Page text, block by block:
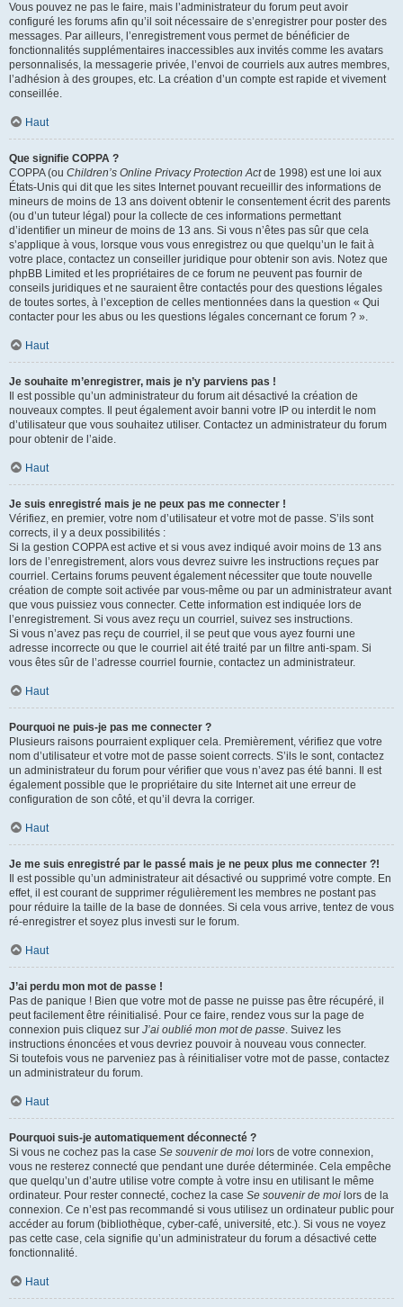
Vous pouvez ne pas le faire, mais l’administrateur du forum peut avoir
configuré les forums afin qu’il soit nécessaire de s’enregistrer pour poster des
messages. Par ailleurs, l’enregistrement vous permet de bénéficier de
fonctionnalités supplémentaires inaccessibles aux invités comme les avatars
personnalisés, la messagerie privée, l’envoi de courriels aux autres membres,
l’adhésion à des groupes, etc. La création d’un compte est rapide et vivement
conseillée.
Haut
Que signifie COPPA ?
COPPA (ou Children’s Online Privacy Protection Actde 1998) est une loi aux
États-Unis qui dit que les sites Internet pouvant recueillir des informations de
mineurs de moins de 13 ans doivent obtenir le consentement écrit des parents
(ou d’un tuteur légal) pour la collecte de ces informations permettant
d’identifier un mineur de moins de 13 ans. Si vous n’êtes pas sûr que cela
s’applique à vous, lorsque vous vous enregistrez ou que quelqu’un le fait à
votre place, contactez un conseiller juridique pour obtenir son avis. Notez que
phpBB Limited et les propriétaires de ce forum ne peuvent pas fournir de
conseils juridiques et ne sauraient être contactés pour des questions légales
de toutes sortes, à l’exception de celles mentionnées dans la question « Qui
contacter pour les abus ou les questions légales concernant ce forum ? ».
Haut
Je souhaite m’enregistrer, mais je n’y parviens pas !
Il est possible qu’un administrateur du forum ait désactivé la création de
nouveaux comptes. Il peut également avoir banni votre IP ou interdit le nom
d’utilisateur que vous souhaitez utiliser. Contactez un administrateur du forum
pour obtenir de l’aide.
Haut
Je suis enregistré mais je ne peux pas me connecter !
Vérifiez, en premier, votre nom d’utilisateur et votre mot de passe. S’ils sont
corrects, il y a deux possibilités :
Si la gestion COPPA est active et si vous avez indiqué avoir moins de 13 ans
lors de l’enregistrement, alors vous devrez suivre les instructions reçues par
courriel. Certains forums peuvent également nécessiter que toute nouvelle
création de compte soit activée par vous-même ou par un administrateur avant
que vous puissiez vous connecter. Cette information est indiquée lors de
l’enregistrement. Si vous avez reçu un courriel, suivez ses instructions.
Si vous n’avez pas reçu de courriel, il se peut que vous ayez fourni une
adresse incorrecte ou que le courriel ait été traité par un filtre anti-spam. Si
vous êtes sûr de l’adresse courriel fournie, contactez un administrateur.
Haut
Pourquoi ne puis-je pas me connecter ?
Plusieurs raisons pourraient expliquer cela. Premièrement, vérifiez que votre
nom d’utilisateur et votre mot de passe soient corrects. S’ils le sont, contactez
un administrateur du forum pour vérifier que vous n’avez pas été banni. Il est
également possible que le propriétaire du site Internet ait une erreur de
configuration de son côté, et qu’il devra la corriger.
Haut
Je me suis enregistré par le passé mais je ne peux plus me connecter ?!
Il est possible qu’un administrateur ait désactivé ou supprimé votre compte. En
effet, il est courant de supprimer régulièrement les membres ne postant pas
pour réduire la taille de la base de données. Si cela vous arrive, tentez de vous
ré-enregistrer et soyez plus investi sur le forum.
Haut
J’ai perdu mon mot de passe !
Pas de panique ! Bien que votre mot de passe ne puisse pas être récupéré, il
peut facilement être réinitialisé. Pour ce faire, rendez vous sur la page de
connexion puis cliquez sur J’ai oublié mon mot de passe. Suivez les
instructions énoncées et vous devriez pouvoir à nouveau vous connecter.
Si toutefois vous ne parveniez pas à réinitialiser votre mot de passe, contactez
un administrateur du forum.
Haut
Pourquoi suis-je automatiquement déconnecté ?
Si vous ne cochez pas la case Se souvenir de moi lors de votre connexion,
vous ne resterez connecté que pendant une durée déterminée. Cela empêche
que quelqu’un d’autre utilise votre compte à votre insu en utilisant le même
ordinateur. Pour rester connecté, cochez la case Se souvenir de moi lors de la
connexion. Ce n’est pas recommandé si vous utilisez un ordinateur public pour
accéder au forum (bibliothèque, cyber-café, université, etc.). Si vous ne voyez
pas cette case, cela signifie qu’un administrateur du forum a désactivé cette
fonctionnalité.
Haut